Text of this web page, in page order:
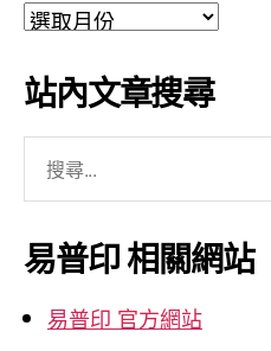
文
彙
整
站內文章搜尋
關
鍵
字:
易普印 相關網站
易普印 官方網站